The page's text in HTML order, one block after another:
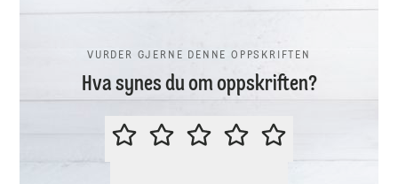
VURDER GJERNE DENNE OPPSKRIFTEN
Hva synes du om oppskriften?
VURDER GJERNE DENNE